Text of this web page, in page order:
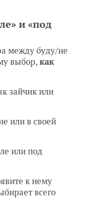
и «под
между буду/не
выбор,как
зайчик или
или в своей
или под
к нему
всего